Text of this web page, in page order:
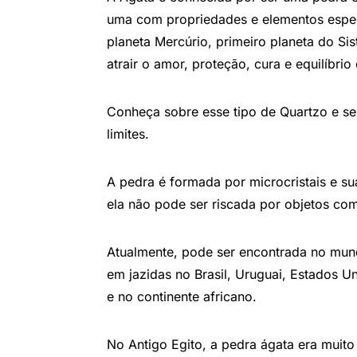
uma com propriedades e elementos
planeta Mercúrio, primeiro planeta do
atrair o amor, proteção, cura e equilíbrio
Conheça sobre esse tipo de Quartzo e
limites.
A pedra é formada por microcristais e
ela não pode ser riscada por objetos
Atualmente, pode ser encontrada no
em jazidas no Brasil, Uruguai, Estados
e no continente africano.
No Antigo Egito, a pedra ágata era